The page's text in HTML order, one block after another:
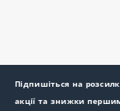
Підпишіться на
акції та знижки